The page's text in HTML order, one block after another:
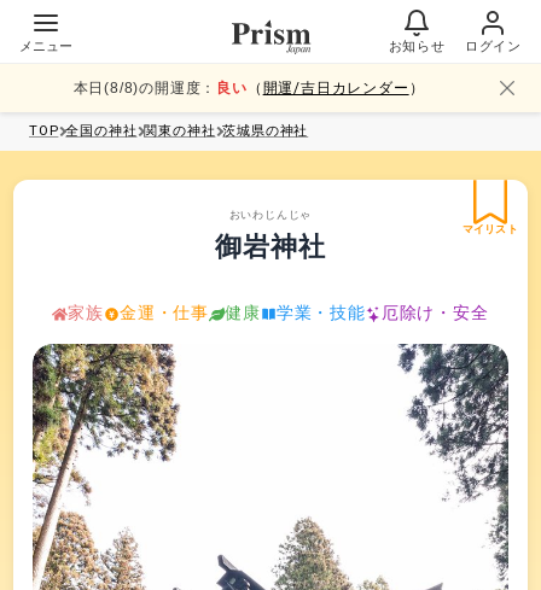
メニュー お知らせ ログイン
本日(8/8)の開運度： 良い （ 開運/吉日カレンダー ）
TOP 全国の神社 関東の神社 茨城県の神社
マイリスト
おいわじんじゃ
御岩神社
家族 金運・仕事 健康 学業・技能 厄除け・安全